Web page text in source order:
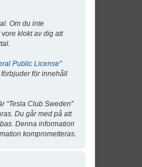
Om du inte
klokt av dig att
Public License”
för innehåll
“Tesla Club Sweden”
Du går med på att
Denna information
komprometteras.